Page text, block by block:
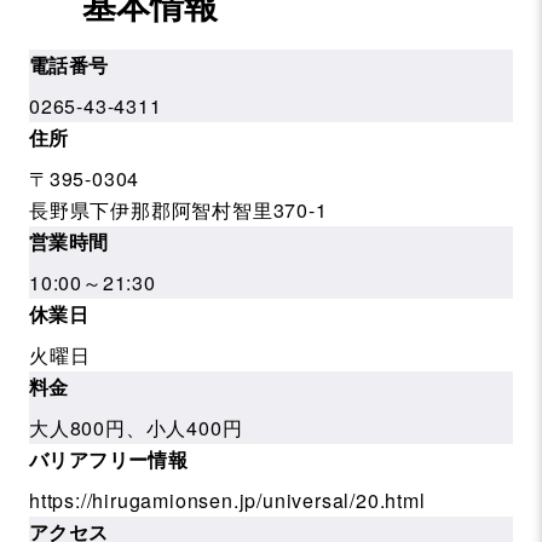
電話番号
0265-43-4311
住所
〒395-0304
長野県下伊那郡阿智村智里370-1
営業時間
10:00～21:30
休業日
火曜日
料金
大人800円、小人400円
バリアフリー情報
https://hirugamionsen.jp/universal/20.html
アクセス